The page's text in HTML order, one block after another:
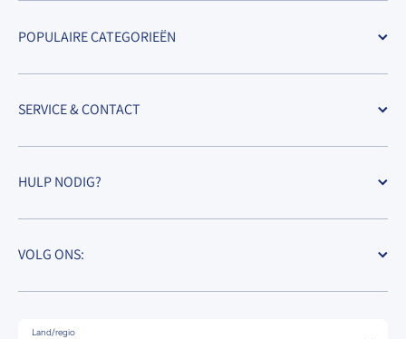
POPULAIRE CATEGORIEËN
SERVICE & CONTACT
HULP NODIG?
VOLG ONS:
Land/regio